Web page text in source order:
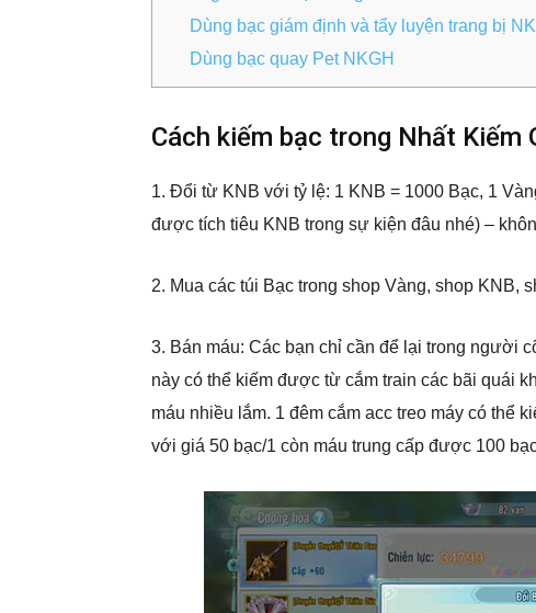
Dùng bạc giám định và tẩy luyện trang bị
Dùng bạc quay Pet NKGH
Cách kiếm bạc trong Nhất Kiếm
1. Đổi từ KNB với tỷ lệ: 1 KNB = 1000 Bạc, 1
được tích tiêu KNB trong sự kiện đâu nhé) –
2. Mua các túi Bạc trong shop Vàng, shop KNB,
3. Bán máu: Các bạn chỉ cần để lại trong người
này có thể kiếm được từ cắm train các bãi quái
máu nhiều lắm. 1 đêm cắm acc treo máy có thể
với giá 50 bạc/1 còn máu trung cấp được 100